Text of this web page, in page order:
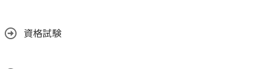
資格試験